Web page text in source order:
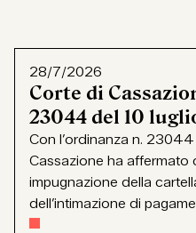
28/7/2026
Corte di
23044 del 10
Con l’ordinanza n.
Cassazione ha affermato
impugnazione della
dell’intimazione di